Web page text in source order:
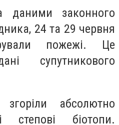
даними законного
24 та 29 червня
пожежі. Це
супутникового
абсолютно
степові біотопи.